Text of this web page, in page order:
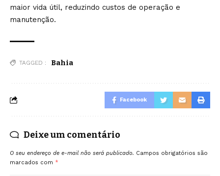
maior vida útil, reduzindo custos de operação e
manutenção.
TAGGED : Bahia
Facebook
Deixe um comentário
O seu endereço de e-mail não será publicado. Campos obrigatórios são
marcados com *